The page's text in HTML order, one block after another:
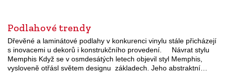
Podlahové trendy
Dřevěné a laminátové podlahy v konkurenci vinylu stále přicházejí
s inovacemi u dekorů i konstrukčního provedení. Návrat stylu
Memphis Když se v osmdesátých letech objevil styl Memphis,
vysloveně otřásl světem designu základech. Jeho abstraktní…